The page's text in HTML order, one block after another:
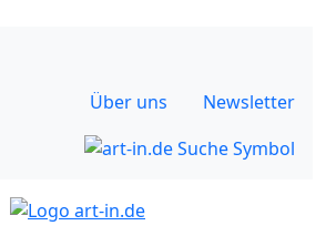
Über uns Newsletter